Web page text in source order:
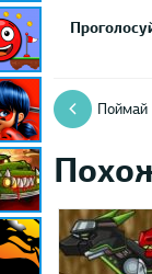
Поймай